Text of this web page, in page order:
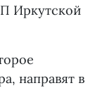
Иркутской
направят в